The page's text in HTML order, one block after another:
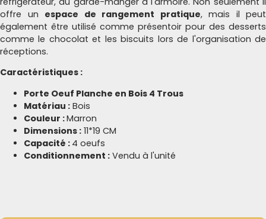
offre un espace de rangement pratique, mais il peut
également être utilisé comme présentoir pour des desserts
comme le chocolat et les biscuits lors de l'organisation de
réceptions.
Caractéristiques :
Porte Oeuf Planche en Bois 4 Trous
Matériau : Bois
Couleur :Marron
Dimensions : 11*19 CM
Capacité : 4 oeufs
Conditionnement : Vendu à l'unité